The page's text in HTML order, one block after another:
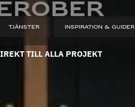
TJÄNSTER INSPIRATION & GUIDER
TILL ALLA PROJEKT